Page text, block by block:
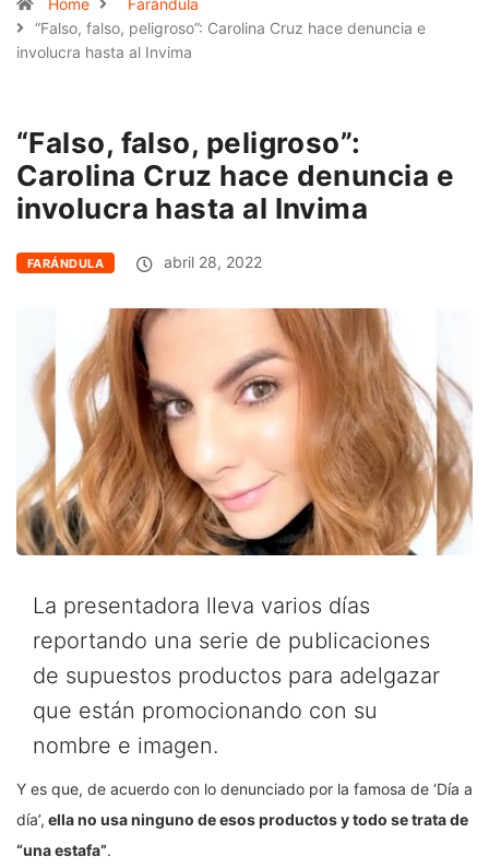
Home
Farándula
“Falso, falso, peligroso”: Carolina Cruz hace denuncia e
involucra hasta al Invima
“Falso, falso, peligroso”:
Carolina Cruz hace denuncia e
involucra hasta al Invima
FARÁNDULA abril 28, 2022
La presentadora lleva varios días
reportando una serie de publicaciones
de supuestos productos para adelgazar
que están promocionando con su
nombre e imagen.
Y es que, de acuerdo con lo denunciado por la famosa de ‘Día a
día’, ella no usa ninguno de esos productos y todo se trata de
“una estafa”.